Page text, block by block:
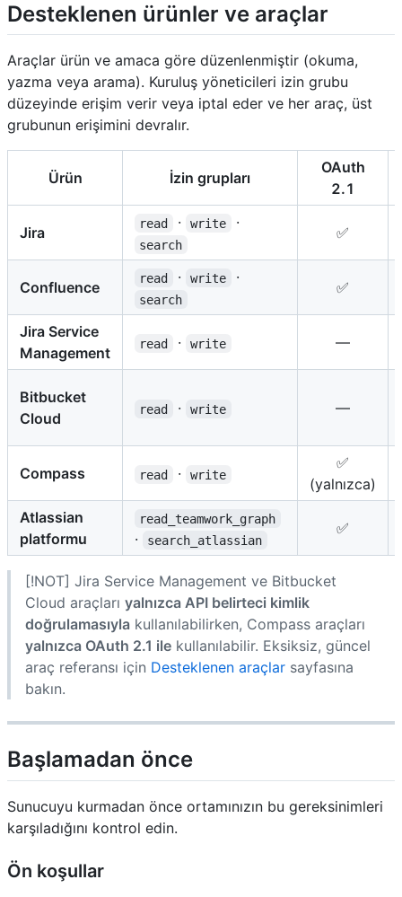
Desteklenen ürünler ve araçlar
Araçlar ürün ve amaca göre düzenlenmiştir (okuma,
yazma veya arama). Kuruluş yöneticileri izin grubu
düzeyinde erişim verir veya iptal eder ve her araç, üst
grubunun erişimini devralır.
Ürün İzin grupları
OAuth
2.1
Jira
read · write ·
search
✅
Confluence
read · write ·
search
✅
Jira Service
Management
read · write —
Bitbucket
Cloud
read · write —
Compass read · write
✅
(yalnızca)
Atlassian
platformu
read_teamwork_graph
· search_atlassian
✅
[!NOT] Jira Service Management ve Bitbucket
Cloud araçları yalnızca API belirteci kimlik
doğrulamasıyla kullanılabilirken, Compass araçları
yalnızca OAuth 2.1 ile kullanılabilir. Eksiksiz, güncel
araç referansı için Desteklenen araçlar sayfasına
bakın.
Başlamadan önce
Sunucuyu kurmadan önce ortamınızın bu gereksinimleri
karşıladığını kontrol edin.
Ön koşullar